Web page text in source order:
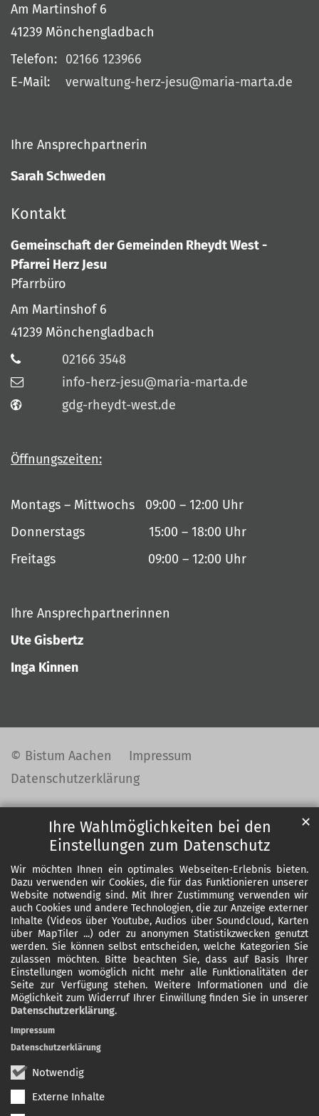
Ihre Wahlmöglichkeiten bei den
Einstellungen zum Datenschutz
Wir möchten Ihnen ein optimales Webseiten-Erlebnis bieten.
Dazu verwenden wir Cookies, die für das Funktionieren unserer
Website notwendig sind. Mit Ihrer Zustimmung verwenden wir
auch Cookies und andere Technologien, die zur Anzeige externer
Inhalte (Videos über Youtube, Audios über Soundcloud, Karten
über MapTiler ...) oder zu anonymen Statistikzwecken genutzt
werden. Sie können selbst entscheiden, welche Kategorien Sie
zulassen möchten. Bitte beachten Sie, dass auf Basis Ihrer
Einstellungen womöglich nicht mehr alle Funktionalitäten der
Seite zur Verfügung stehen. Weitere Informationen und die
Möglichkeit zum Widerruf Ihrer Einwillung finden Sie in unserer
Datenschutzerklärung.
Notwendig
Externe Inhalte
✕
Impressum
Datenschutzerklärung
Am Martinshof 6
41239 Mönchengladbach
Telefon: 02166 123966
E-Mail:
verwaltung-herz-jesu@maria-marta.de
Ihre Ansprechpartnerin
Sarah Schweden
Kontakt
Gemeinschaft der Gemeinden Rheydt West -
Pfarrei Herz Jesu
Pfarrbüro
Am Martinshof 6
41239 Mönchengladbach
02166 3548
info-herz-jesu@maria-marta.de
gdg-rheydt-west.de
Öffnungszeiten:
Montags – Mittwochs 09:00 – 12:00 Uhr
Donnerstags 15:00 – 18:00 Uhr
Freitags 09:00 – 12:00 Uhr
Ihre Ansprechpartnerinnen
Ute Gisbertz
Inga Kinnen
© Bistum Aachen
Impressum
Datenschutzerklärung